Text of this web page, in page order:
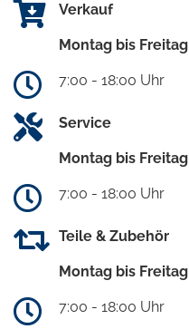
Verkauf
Montag bis Freitag
7:00 - 18:00 Uhr
Service
Montag bis Freitag
7:00 - 18:00 Uhr
Teile & Zubehör
Montag bis Freitag
7:00 - 18:00 Uhr